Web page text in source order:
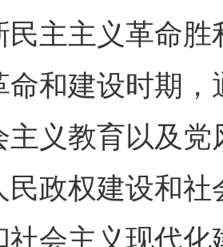
民主主义革命
命和建设时期
主义教育以及
民政权建设和
社会主义现代化